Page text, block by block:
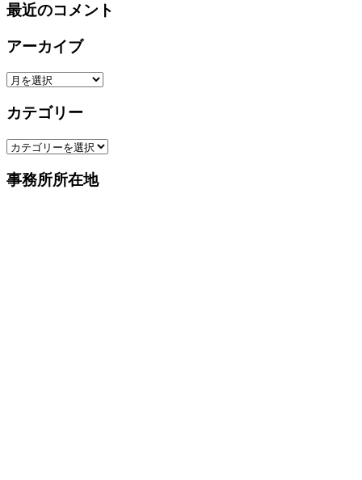
最近のコメント
アーカイブ
ア
カ
ブ
カテゴリー
カ
ゴ
事務所所在地